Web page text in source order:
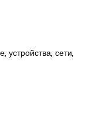
устройства, сети,